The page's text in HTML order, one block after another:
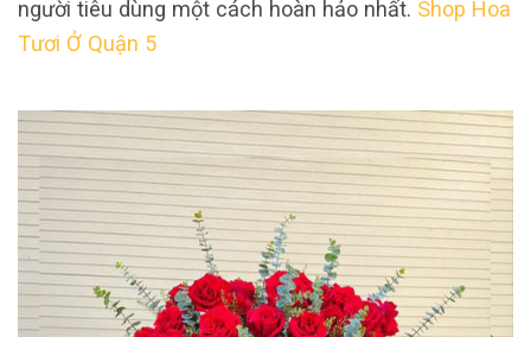
người tiêu dùng một cách hoàn hảo nhất. Shop Hoa
Tươi Ở Quận 5